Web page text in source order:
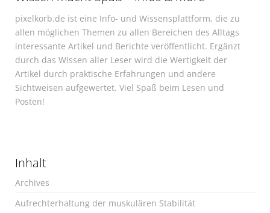
pixelkorb.de ist eine Info- und Wissensplattform, die zu
allen möglichen Themen zu allen Bereichen des Alltags
interessante Artikel und Berichte veröffentlicht. Ergänzt
durch das Wissen aller Leser wird die Wertigkeit der
Artikel durch praktische Erfahrungen und andere
Sichtweisen aufgewertet. Viel Spaß beim Lesen und
Posten!
Inhalt
Archives
Aufrechterhaltung der muskulären Stabilität